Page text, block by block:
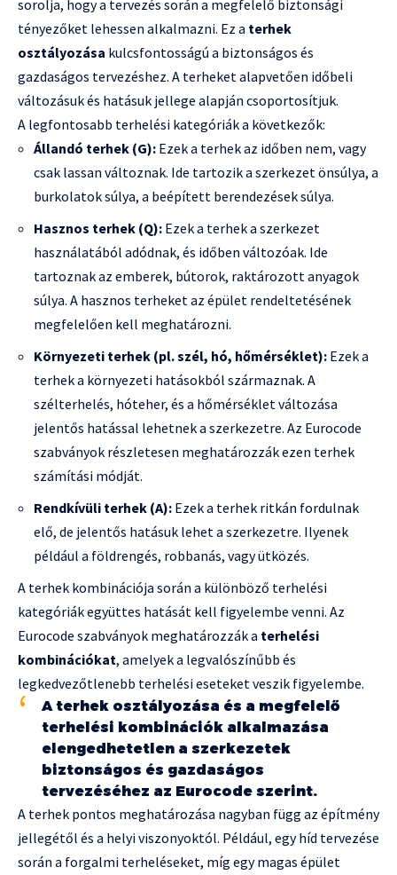
sorolja, hogy a tervezés során a megfelelő biztonsági
tényezőket lehessen alkalmazni. Ez a terhek
osztályozása kulcsfontosságú a biztonságos és
gazdaságos tervezéshez. A terheket alapvetően időbeli
változásuk és hatásuk jellege alapján csoportosítjuk.
A legfontosabb terhelési kategóriák a következők:
Állandó terhek (G): Ezek a terhek az időben nem, vagy
csak lassan változnak. Ide tartozik a szerkezet önsúlya, a
burkolatok súlya, a beépített berendezések súlya.
Hasznos terhek (Q): Ezek a terhek a szerkezet
használatából adódnak, és időben változóak. Ide
tartoznak az emberek, bútorok, raktározott anyagok
súlya. A hasznos terheket az épület rendeltetésének
megfelelően kell meghatározni.
Környezeti terhek (pl. szél, hó, hőmérséklet): Ezek a
terhek a környezeti hatásokból származnak. A
szélterhelés, hóteher, és a hőmérséklet változása
jelentős hatással lehetnek a szerkezetre. Az Eurocode
szabványok részletesen meghatározzák ezen terhek
számítási módját.
Rendkívüli terhek (A): Ezek a terhek ritkán fordulnak
elő, de jelentős hatásuk lehet a szerkezetre. Ilyenek
például a földrengés, robbanás, vagy ütközés.
A terhek kombinációja során a különböző terhelési
kategóriák együttes hatását kell figyelembe venni. Az
Eurocode szabványok meghatározzák a terhelési
kombinációkat, amelyek a legvalószínűbb és
legkedvezőtlenebb terhelési eseteket veszik figyelembe.
A terhek osztályozása és a megfelelő
terhelési kombinációk alkalmazása
elengedhetetlen a szerkezetek
biztonságos és gazdaságos
tervezéséhez az Eurocode szerint.
A terhek pontos meghatározása nagyban függ az építmény
jellegétől és a helyi viszonyoktól. Például, egy híd tervezése
során a forgalmi terheléseket, míg egy magas épület